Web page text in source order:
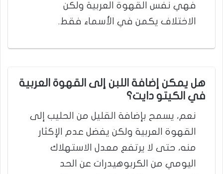
فهي نفس القهوة العربية ولكن
الاختلاف يكمن في الأسماء فقط.
هل يمكن إضافة اللبن إلى القهوة العربية
في الكيتو دايت؟
نعم، يسمح بإضافة القليل من الحليب إلى
القهوة العربية ولكن يفضل عدم الإكثار
منه، حتى لا يرتفع معدل الاستهلاك
اليومي من الكربوهيدرات عن الحد